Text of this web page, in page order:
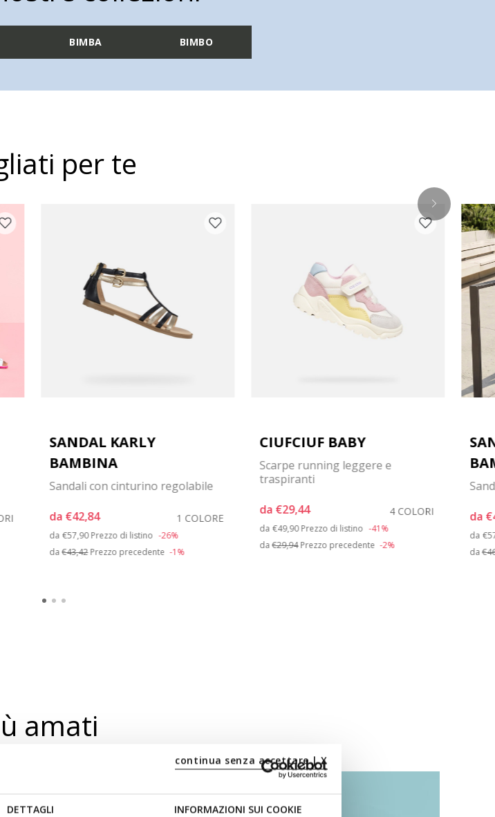
DETTAGLI INFORMAZIONI SUI COOKIE
continua senza accettare | X
BIMBA BIMBO
per te
SANDAL KARLY
BAMBINA
Sandali con cinturino regolabile
da €42,84 1 COLORE
da Price reduced from
€57,90 to
Prezzo di listino -26%
da€43,42Prezzo precedente -1%
CIUFCIUF BABY
Scarpe running leggere e
traspiranti
da €29,44 4 COLORI
da Price reduced from
€49,90 to
Prezzo di listino -41%
da€29,94Prezzo precedente -2%
da
da
da
amati